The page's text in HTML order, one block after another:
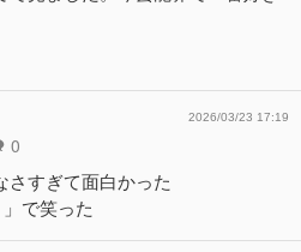
0
2026/03/23 17:19
さすぎて面白かった
」で笑った